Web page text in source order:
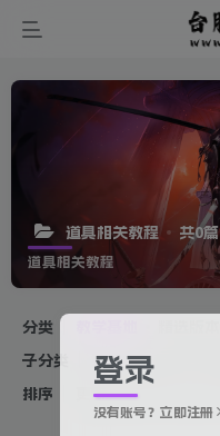
道具相关教程 共0篇
道具相关教程
分类
子分类 装备相关教程
排序 更新 浏览
登录
没有账号？立即注册